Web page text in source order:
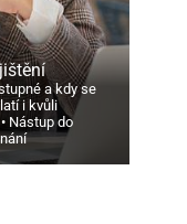
a kdy se
i kvůli
Nástup do